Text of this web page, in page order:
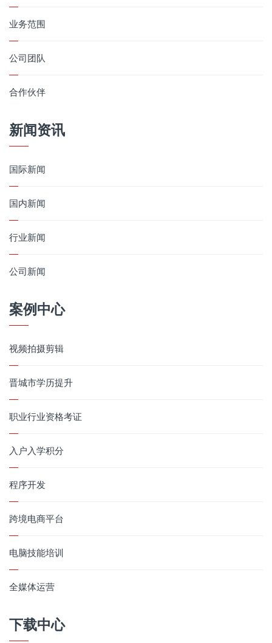
业务范围
公司团队
合作伙伴
新闻资讯
国际新闻
国内新闻
行业新闻
公司新闻
案例中心
视频拍摄剪辑
晋城市学历提升
职业行业资格考证
入户入学积分
程序开发
跨境电商平台
电脑技能培训
全媒体运营
下载中心